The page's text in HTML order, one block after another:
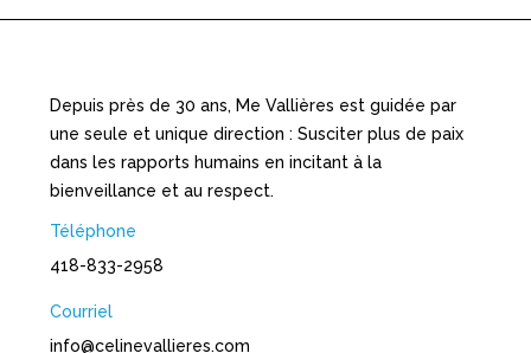
Depuis près de 30 ans, Me Vallières est guidée par
une seule et unique direction : Susciter plus de paix
dans les rapports humains en incitant à la
bienveillance et au respect.
Téléphone
418-833-2958
Courriel
info@celinevallieres.com